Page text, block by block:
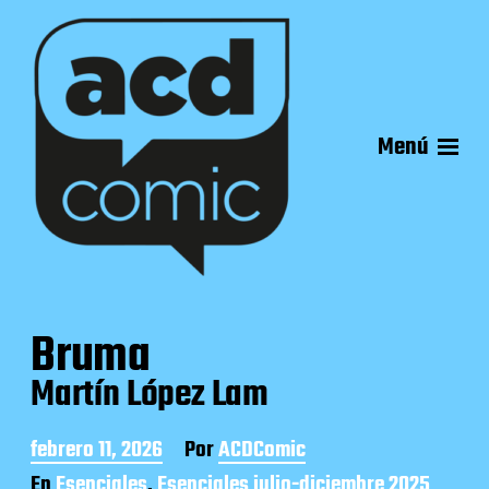
Menú
Bruma
Martín López Lam
F
e
febrero 11, 2026 PorACDComic